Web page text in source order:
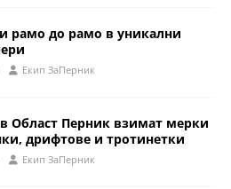
рамо до рамо в уникални
Eкип ЗаПерник
Област Перник взимат мерки
дрифтове и тротинетки
Eкип ЗаПерник